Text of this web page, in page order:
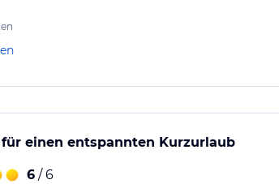
einen entspannten Kurzurlaub
6 / 6